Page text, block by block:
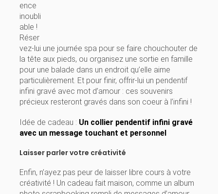
ence
inoubli
able !
Réser
vez-lui une journée spa pour se faire chouchouter de
la tête aux pieds, ou organisez une sortie en famille
pour une balade dans un endroit qu’elle aime
particulièrement. Et pour finir, offrir-lui un pendentif
infini gravé avec mot d’amour : ces souvenirs
précieux resteront gravés dans son coeur à l’infini !
Idée de cadeau : Un collier pendentif infini gravé
avec un message touchant et personnel
Laisser parler votre créativité
Enfin, n’ayez pas peur de laisser libre cours à votre
créativité ! Un cadeau fait maison, comme un album